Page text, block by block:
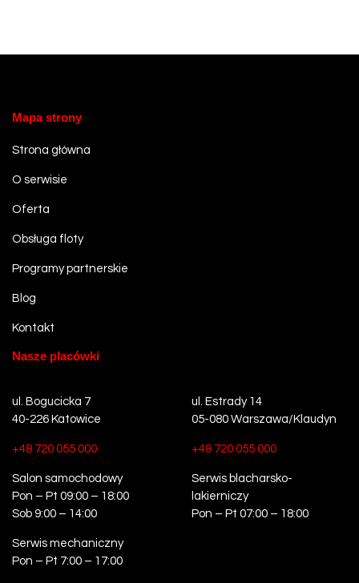
Mapa strony
Strona główna
O serwisie
Oferta
Obsługa floty
Programy partnerskie
Blog
Kontakt
Nasze placówki
ul. Bogucicka 7
40-226 Katowice
+48 720 055 000
Salon samochodowy
Pon – Pt 09:00 – 18:00
Sob 9:00 – 14:00
Serwis mechaniczny
Pon – Pt 7:00 – 17:00
ul. Estrady 14
05-080 Warszawa/Klaudyn
+48 720 055 000
Serwis blacharsko-
lakierniczy
Pon – Pt 07:00 – 18:00